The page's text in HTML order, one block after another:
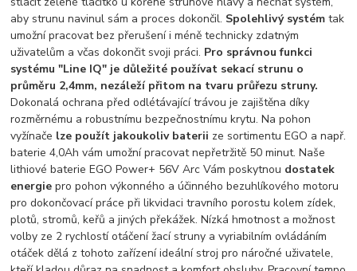
aby strunu navinul sám a proces dokončil. Spolehlivý systém tak
umožní pracovat bez přerušení i méně technicky zdatným
uživatelům a včas dokončit svoji práci. Pro správnou funkci
systému "Line IQ" je důležité používat sekací strunu o
průměru 2,4mm, nezáleží přitom na tvaru průřezu struny.
Dokonalá ochrana před odlétávající trávou je zajištěna díky
rozměrnému a robustnímu bezpečnostnímu krytu. Na pohon
vyžínače lze použít jakoukoliv baterii ze sortimentu EGO a např.
baterie 4,0Ah vám umožní pracovat nepřetržitě 50 minut. Naše
lithiové baterie EGO Power+ 56V Arc Vám poskytnou dostatek
energie pro pohon výkonného a účinného bezuhlíkového motoru
pro dokončovací práce při likvidaci travního porostu kolem zídek,
plotů, stromů, keřů a jiných překážek. Nízká hmotnost a možnost
volby ze 2 rychlostí otáčení žací struny a vyriabilním ovládáním
otáček dělá z tohoto zařízení ideální stroj pro náročné uživatele,